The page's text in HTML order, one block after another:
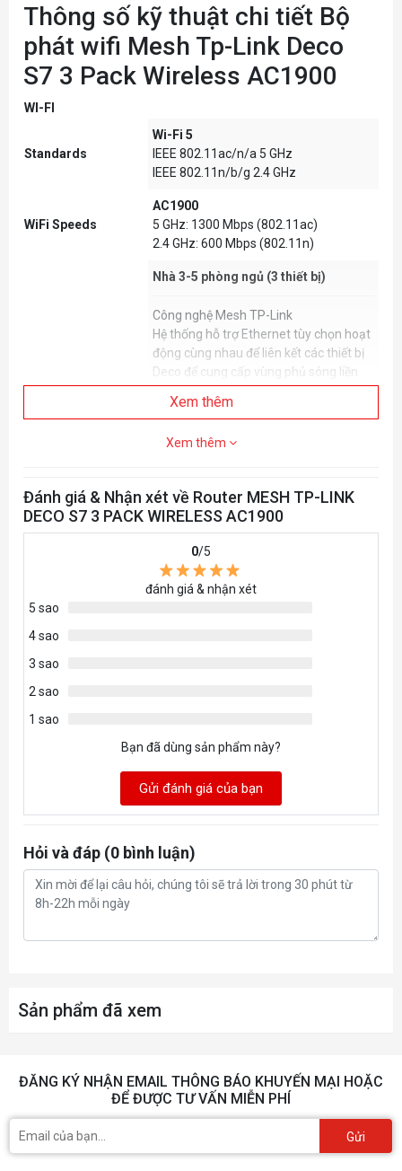
Thông số kỹ thuật chi tiết Bộ
phát wifi Mesh Tp-Link Deco
S7 3 Pack Wireless AC1900
WI-FI
Standards
Wi-Fi 5
IEEE 802.11ac/n/a 5 GHz
IEEE 802.11n/b/g 2.4 GHz
WiFi Speeds
AC1900
5 GHz: 1300 Mbps (802.11ac)
2.4 GHz: 600 Mbps (802.11n)
Nhà 3-5 phòng ngủ (3 thiết bị)
Công nghệ Mesh TP-Link
Hệ thống hỗ trợ Ethernet tùy chọn hoạt
động cùng nhau để liên kết các thiết bị
Deco để cung cấp vùng phủ sóng liền
mạch
Nhiều ăng-ten tạo thành một mảng
Beamforming
về phía máy khách để mở rộng phạm vi
WiFi
WiFi Capacity
Giao tiếp đồng thời với nhiều máy khách
Chế độ Router
Chế độ Điểm Truy Cập
HARDWARE
Ethernet Ports
3 cổng Gigabit
WiFi Encryption
WPA-Personal
Network Security
Kiểm soát truy cập
Guest Network
1 x Mạng khách 5 GHz
Xem thêm
Xem thêm
Đánh giá & Nhận xét về Router MESH TP-LINK
DECO S7 3 PACK WIRELESS AC1900
0/5
đánh giá & nhận xét
5 sao
4 sao
3 sao
2 sao
1 sao
Bạn đã dùng sản phẩm này?
Gửi đánh giá của bạn
Hỏi và đáp (0 bình luận)
Sản phẩm đã xem
ĐĂNG KÝ NHẬN EMAIL THÔNG BÁO KHUYẾN MẠI HOẶC
ĐỂ ĐƯỢC TƯ VẤN MIỄN PHÍ
Gửi